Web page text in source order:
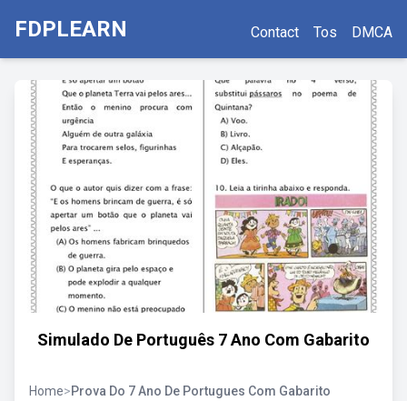
FDPLEARN Contact Tos DMCA
Simulado De Português 7 Ano Com Gabarito
Home>Prova Do 7 Ano De Portugues Com Gabarito